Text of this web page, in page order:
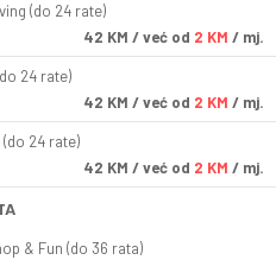
(do 24 rate)
42 KM / već od 2 KM / mj.
24 rate)
42 KM / već od 2 KM / mj.
24 rate)
42 KM / već od 2 KM / mj.
& Fun (do 36 rata)